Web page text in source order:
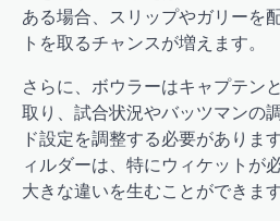
ある場合、スリップやガリーを
トを取るチャンスが増えます。
さらに、ボウラーはキャプテン
取り、試合状況やバッツマンの
ド設定を調整する必要がありま
ィルダーは、特にウィケットが
大きな違いを生むことができます